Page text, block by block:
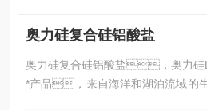
奥力硅复合硅铝酸盐
奥力硅复合硅铝酸盐，奥力硅
*产品，来自海洋和湖泊流域的